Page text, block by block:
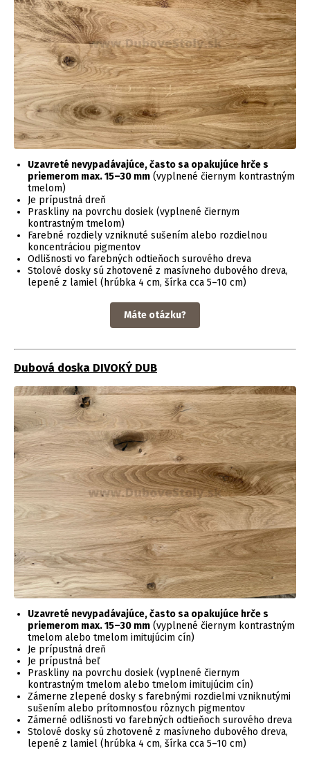
Uzavreté nevypadávajúce, často sa opakujúce hrče s
priemerom max. 15–30 mm (vyplnené čiernym kontrastným
tmelom)
Je prípustná dreň
Praskliny na povrchu dosiek (vyplnené čiernym
kontrastným tmelom)
Farebné rozdiely vzniknuté sušením alebo rozdielnou
koncentráciou pigmentov
Odlišnosti vo farebných odtieňoch surového dreva
Stolové dosky sú zhotovené z masívneho dubového dreva,
lepené z lamiel (hrúbka 4 cm, šírka cca 5–10 cm)
Máte otázku?
Dubová doska DIVOKÝ DUB
Uzavreté nevypadávajúce, často sa opakujúce hrče s
priemerom max. 15–30 mm (vyplnené čiernym kontrastným
tmelom alebo tmelom imitujúcim cín)
Je prípustná dreň
Je prípustná beľ
Praskliny na povrchu dosiek (vyplnené čiernym
kontrastným tmelom alebo tmelom imitujúcim cín)
Zámerne zlepené dosky s farebnými rozdielmi vzniknutými
sušením alebo prítomnosťou rôznych pigmentov
Zámerné odlišnosti vo farebných odtieňoch surového dreva
Stolové dosky sú zhotovené z masívneho dubového dreva,
lepené z lamiel (hrúbka 4 cm, šírka cca 5–10 cm)